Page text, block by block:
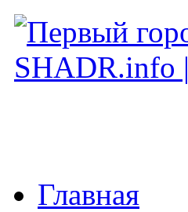
Главная